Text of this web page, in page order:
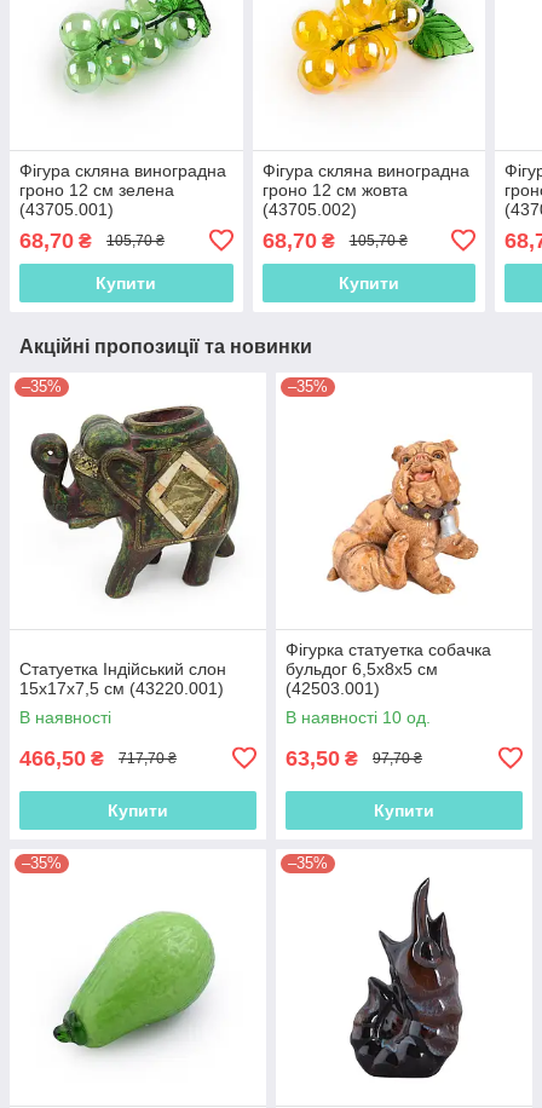
Фігура скляна виноградна
гроно 12 см зелена
(43705.001)
68,70 ₴ 105,70 ₴
Купити
Фігура скляна виноградна
гроно 12 см жовта
(43705.002)
68,70₴ 105,70 ₴
Купити
Акційні пропозиції та новинки
–35%
Статуетка Індійський слон
15х17х7,5 см (43220.001)
В наявності
466,50 ₴ 717,70 ₴
Купити
–35%
Фігурка статуетка собачка
бульдог 6,5х8х5 см
(42503.001)
В наявності 10 од.
63,50 ₴ 97,70 ₴
Купити
–35% –35%